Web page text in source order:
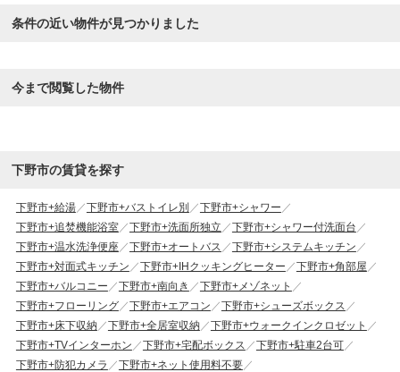
条件の近い物件が見つかりました
今まで閲覧した物件
下野市の賃貸を探す
下野市+給湯 下野市+バストイレ別
下野市+シャワー
下野市+追焚機能浴室
下野市+洗面所独立
下野市+シャワー付洗面台
下野市+温水洗浄便座
下野市+オートバス
下野市+システムキッチン
下野市+対面式キッチン
下野市+IHクッキングヒーター
下野市+角部屋
下野市+バルコニー
下野市+南向き
下野市+メゾネット
下野市+フローリング
下野市+エアコン
下野市+シューズボックス
下野市+床下収納
下野市+全居室収納
下野市+ウォークインクロゼット
下野市+TVインターホン
下野市+宅配ボックス
下野市+駐車2台可
下野市+防犯カメラ
下野市+ネット使用料不要